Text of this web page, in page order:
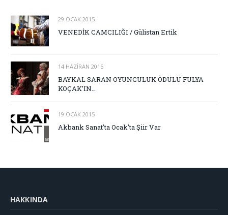
29 OCAK 2015
VENEDİK CAMCILIĞI / Gülistan Ertik
14 HAZIRAN 2015
BAYKAL SARAN OYUNCULUK ÖDÜLÜ FULYA
KOÇAK’IN…
19 OCAK 2015
Akbank Sanat’ta Ocak’ta Şiir Var
HAKKINDA